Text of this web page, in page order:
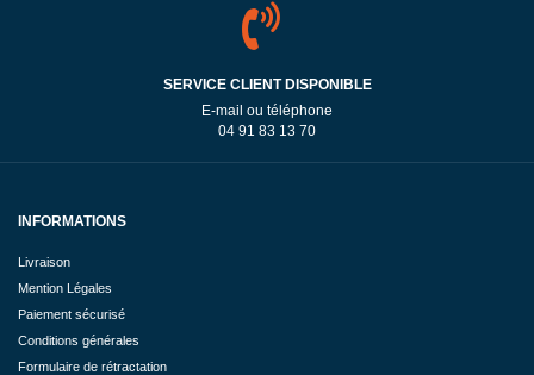
SERVICE CLIENT DISPONIBLE
E-mail ou téléphone
04 91 83 13 70
INFORMATIONS
Livraison
Mention Légales
Paiement sécurisé
Conditions générales
Formulaire de rétractation